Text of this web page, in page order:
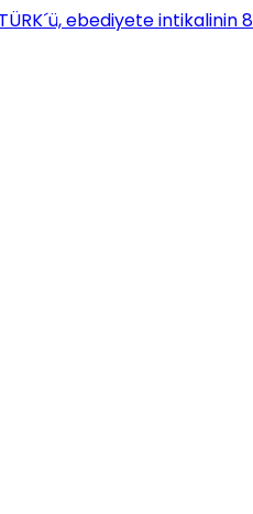
ebediyete intikalinin